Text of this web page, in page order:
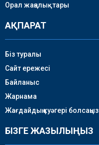
Орал жаңалықтары
АҚПАРАТ
Біз туралы
Сайт ережесі
Байланыс
Жарнама
Жағдайдың куәгері болсаңыз
БІЗГЕ ЖАЗЫЛЫҢЫЗ